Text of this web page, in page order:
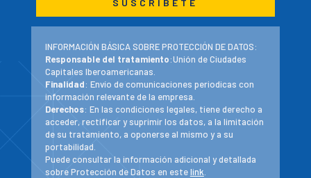
INFORMACIÓN BÁSICA SOBRE PROTECCIÓN DE DATOS:
Responsable del tratamiento:Unión de Ciudades
Capitales Iberoamericanas.
Finalidad: Envío de comunicaciones periodicas con
información relevante de la empresa.
Derechos: En las condiciones legales, tiene derecho a
acceder, rectificar y suprimir los datos, a la limitación
de su tratamiento, a oponerse al mismo y a su
portabilidad.
Puede consultar la información adicional y detallada
sobre Protección de Datos en estelink